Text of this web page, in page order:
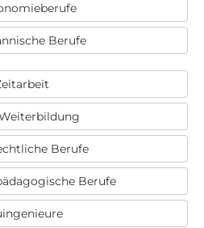
Berufe
Berufe
Berufe